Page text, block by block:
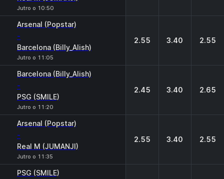
Jutro o 10:50
Arsenal (Popstar)
-
Barcelona (Billy_Alish)
Jutro o 11:05
2.55 3.40 2.55
Barcelona (Billy_Alish)
-
PSG (SMILE)
Jutro o 11:20
2.45 3.40 2.65
Arsenal (Popstar)
-
Real M (JUMANJI)
Jutro o 11:35
2.55 3.40 2.55
PSG (SMILE)